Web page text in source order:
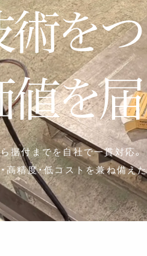
据付までを自社で一貫対応。
高精度・低コストを兼ね備え